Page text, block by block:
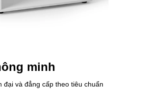
minh
đại và đẳng cấp theo tiêu chuẩn